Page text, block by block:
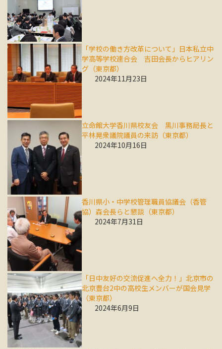
「学校の働き方改革について」日本私立中
学高等学校連合会 吉田会長からヒアリン
グ（東京都）
2024年11月23日
立命館大学香川県校友会 黒川事務局長と
平林晃衆議院議員の来訪（東京都）
2024年10月16日
香川県小・中学校管理職員協議会（香管
協）森会長らと懇談（東京都）
2024年7月31日
「日中友好の交流促進へ全力！」北京市の
北京豊台2中の高校生メンバーが国会見学
（東京都）
2024年6月9日